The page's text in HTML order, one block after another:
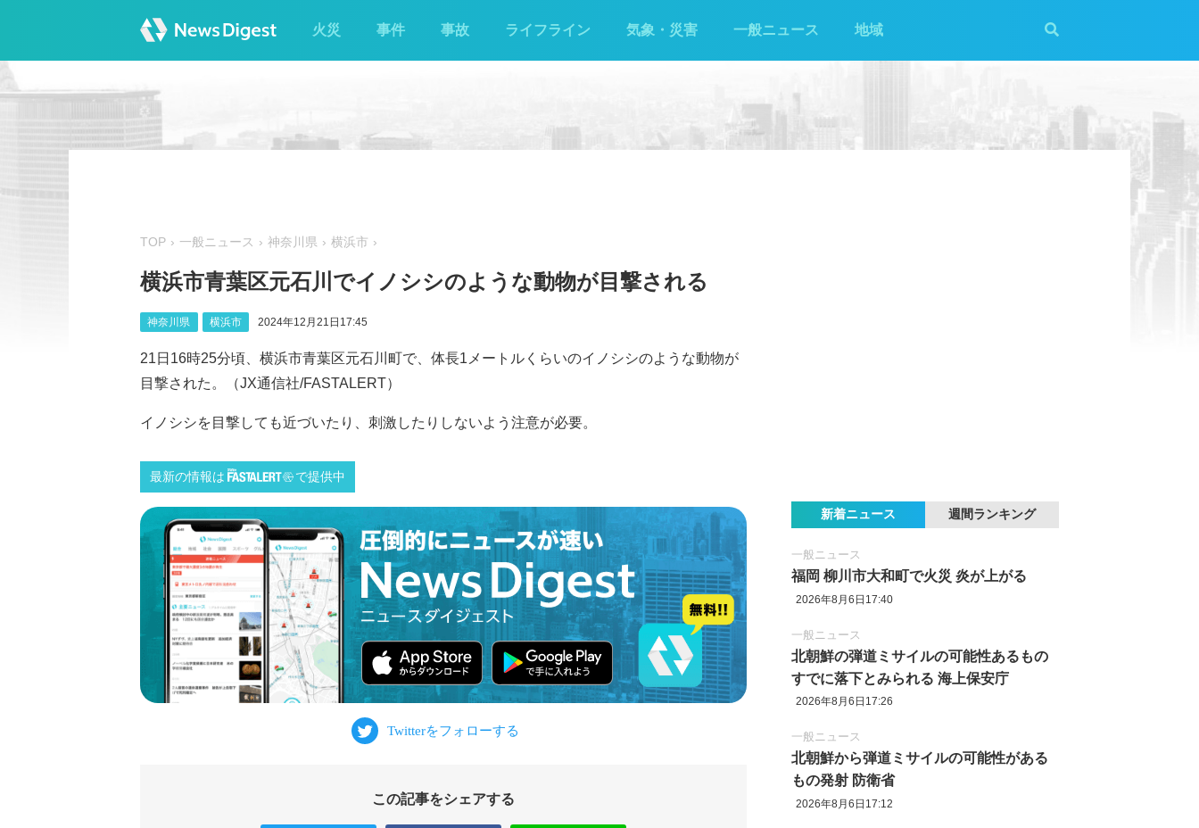
火災 事件 事故 ライフライン 気象・災害 一般ニュース 地域
TOP 一般ニュース 神奈川県 横浜市
横浜市青葉区元石川でイノシシのような動物が目撃される
神奈川県 横浜市 2024年12月21日17:45
21日16時25分頃、横浜市青葉区元石川町で、体長1メートルくらいのイノシシのような動物が
目撃された。（JX通信社/FASTALERT）
イノシシを目撃しても近づいたり、刺激したりしないよう注意が必要。
最新の情報は で提供中
この記事をシェアする
新着ニュース 週間ランキング
一般ニュース
福岡 柳川市大和町で火災 炎が上がる
2026年8月6日17:40
一般ニュース
北朝鮮の弾道ミサイルの可能性あるもの
すでに落下とみられる 海上保安庁
2026年8月6日17:26
一般ニュース
北朝鮮から弾道ミサイルの可能性がある
もの発射 防衛省
2026年8月6日17:12